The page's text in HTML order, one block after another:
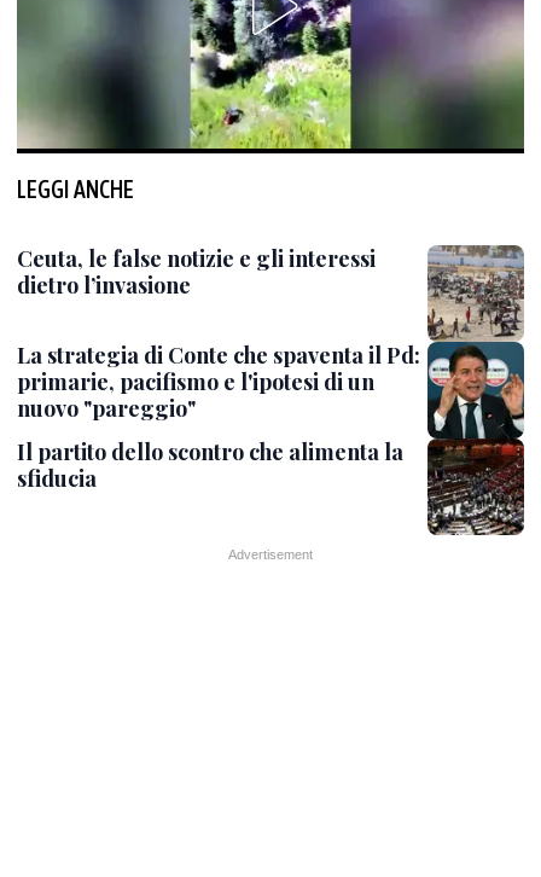
LEGGI ANCHE
Ceuta, le false notizie e gli interessi
dietro l’invasione
La strategia di Conte che spaventa il Pd:
primarie, pacifismo e l'ipotesi di un
nuovo "pareggio"
Il partito dello scontro che alimenta la
sfiducia